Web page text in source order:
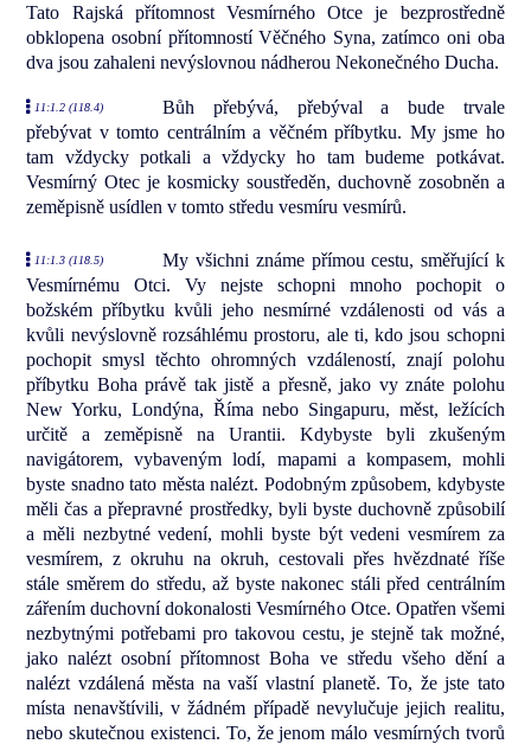
Tato Rajská přítomnost Vesmírného Otce je bezprostředně
obklopena osobní přítomností Věčného Syna, zatímco oni oba
dva jsou zahaleni nevýslovnou nádherou Nekonečného Ducha.
11:1.2 (118.4)
Bůh přebývá, přebýval a bude trvale
přebývat v tomto centrálním a věčném příbytku. My jsme ho
tam vždycky potkali a vždycky ho tam budeme potkávat.
Vesmírný Otec je kosmicky soustředěn, duchovně zosobněn a
zeměpisně usídlen v tomto středu vesmíru vesmírů.
11:1.3 (118.5)
My všichni známe přímou cestu, směřující k
Vesmírnému Otci. Vy nejste schopni mnoho pochopit o
božském příbytku kvůli jeho nesmírné vzdálenosti od vás a
kvůli nevýslovně rozsáhlému prostoru, ale ti, kdo jsou schopni
pochopit smysl těchto ohromných vzdáleností, znají polohu
příbytku Boha právě tak jistě a přesně, jako vy znáte polohu
New Yorku, Londýna, Říma nebo Singapuru, měst, ležících
určitě a zeměpisně na Urantii. Kdybyste byli zkušeným
navigátorem, vybaveným lodí, mapami a kompasem, mohli
byste snadno tato města nalézt. Podobným způsobem, kdybyste
měli čas a přepravné prostředky, byli byste duchovně způsobilí
a měli nezbytné vedení, mohli byste být vedeni vesmírem za
vesmírem, z okruhu na okruh, cestovali přes hvězdnaté říše
stále směrem do středu, až byste nakonec stáli před centrálním
zářením duchovní dokonalosti Vesmírného Otce. Opatřen všemi
nezbytnými potřebami pro takovou cestu, je stejně tak možné,
jako nalézt osobní přítomnost Boha ve středu všeho dění a
nalézt vzdálená města na vaší vlastní planetě. To, že jste tato
místa nenavštívili, v žádném případě nevylučuje jejich realitu,
nebo skutečnou existenci. To, že jenom málo vesmírných tvorů